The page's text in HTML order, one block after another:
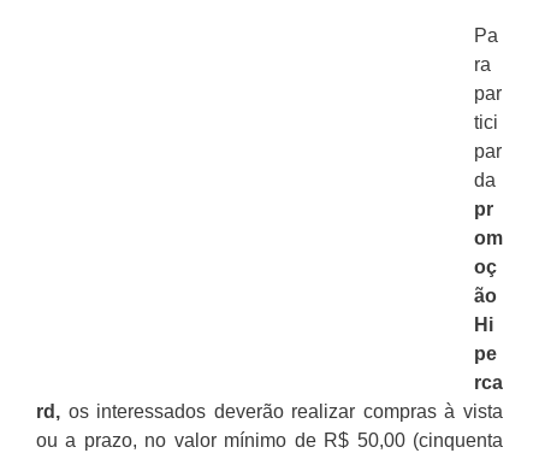
Pa
ra
par
tici
par
da
pr
om
oç
ão
Hi
pe
rca
rd, os interessados deverão realizar compras à vista
ou a prazo, no valor mínimo de R$ 50,00 (cinquenta